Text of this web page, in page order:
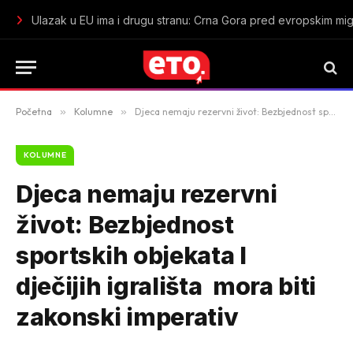
U Tuzi zaplijenjeno oko 38 kilograma marihuane: Uhapšen
Početna » Kolumne » Djeca nemaju rezervni život: Bezbjednost sportskih objekata I dječijih igrališta mora biti zakonski imperativ
KOLUMNE
Djeca nemaju rezervni
život: Bezbjednost
sportskih objekata I
dječijih igrališta mora biti
zakonski imperativ